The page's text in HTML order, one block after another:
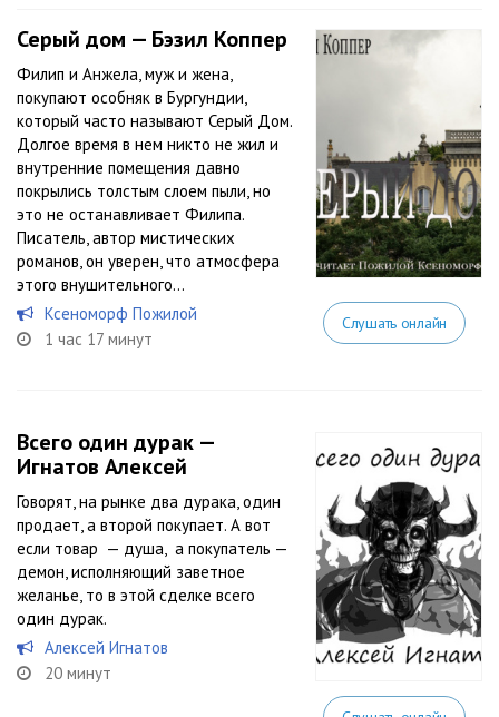
Серый дом — Бэзил Коппер
Филип и Анжела, муж и жена,
покупают особняк в Бургундии,
который часто называют Серый Дом.
Долгое время в нем никто не жил и
внутренние помещения давно
покрылись толстым слоем пыли, но
это не останавливает Филипа.
Писатель, автор мистических
романов, он уверен, что атмосфера
этого внушительного...
Ксеноморф Пожилой
1 час 17 минут
Слушать онлайн
Всего один дурак —
Игнатов Алексей
Говорят, на рынке два дурака, один
продает, а второй покупает. А вот
если товар — душа, а покупатель —
демон, исполняющий заветное
желанье, то в этой сделке всего
один дурак.
Алексей Игнатов
20 минут